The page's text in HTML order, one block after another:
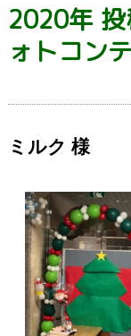
2020年
ォトコン
ミルク 様